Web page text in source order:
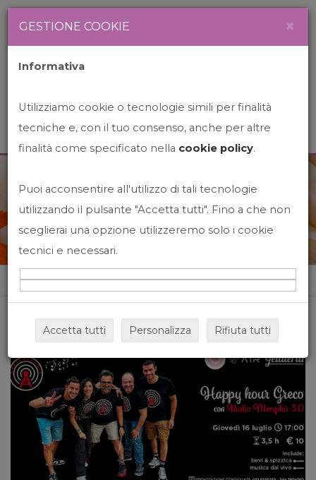
News&Events
Home News&events
GESTIONE COOKIE ×
Informativa
Utilizziamo cookie o tecnologie simili per finalità
tecniche e, con il tuo consenso, anche per altre
finalità come specificato nella cookie policy.
Puoi acconsentire all'utilizzo di tali tecnologie
utilizzando il pulsante "Accetta tutti". Fino a che non
sceglierai una opzione utilizzeremo solo i cookie
tecnici e necessari.
Accetta tutti Personalizza Rifiuta tutti